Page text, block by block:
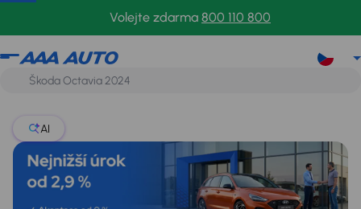
Volejte zdarma 800 110 800
Dodge
AI